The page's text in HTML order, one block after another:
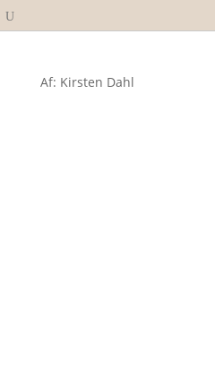
Af: Kirsten Dahl